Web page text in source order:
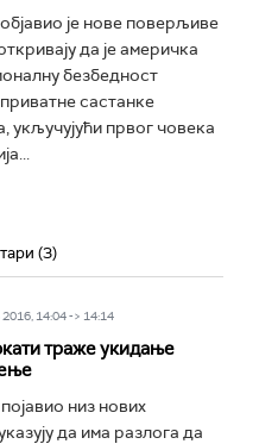
је нове поверљиве
да је америчка
безбедност
састанке
укључујући првог човека
(3)
14:04 -> 14:14
траже укидање
низ нових
да има разлога да